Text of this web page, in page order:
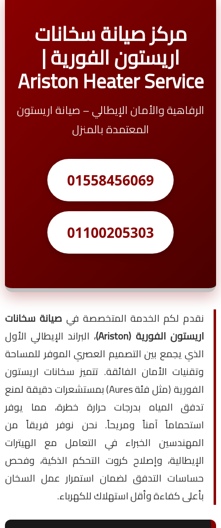
مركز صيانة سخانات
اريستون الفورية |
Ariston Heater Service
الرفاهية والأمان الإيطالي – صيانة اريستون
المعتمدة بالمنزل
01558456069
01100205303
نقدم لكم الخدمة المتخصصة في صيانة سخانات
اريستون الفورية (Ariston)
، البراند الإيطالي الأول
الذي يجمع بين التصميم العصري الموفر للمساحة
وتقنيات الأمان الفائقة. تتميز سخانات اريستون
الفورية (مثل فئة Aures) بمستشعرات دقيقة لمنع
تدفق المياه بدرجات حرارة خطرة، مما يوفر
استحماماً آمناً ومريحاً. نحن نوفر فريقاً من
المهندسين الخبراء في التعامل مع الهيترات
الإيطالية، وإصلاح كروت التحكم الذكية، وفحص
حساسات التدفق لضمان استمرار عمل السخان
بأعلى كفاءة وأقل استهلاك للكهرباء.